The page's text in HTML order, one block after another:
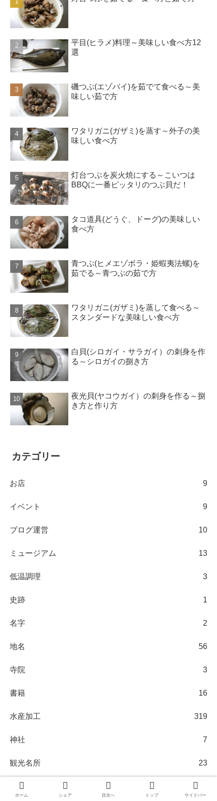
平目(ヒラメ)料理～美味しい食べ方12
選
磯つぶ(エゾバイ)を茹でて食べる～美
味しい茹で方
ワタリガニ(ガザミ)を蒸す～外子の美
味しい食べ方
灯台つぶを炭火焼にする～こいつは
BBQに一番ピッタリのつぶ貝だ！
タコ道具(どうぐ、ドーグ)の美味しい
食べ方
青つぶ(ヒメエゾボラ・姫蝦夷法螺)を
茹でる～青つぶの茹で方
ワタリガニ(ガザミ)を蒸して食べる～
スタンダードな美味しい食べ方
白貝(シロガイ・サラガイ）の刺身を作
る～シロガイの捌き方
夜光貝(ヤコウガイ）の刺身を作る～捌
き方と作り方
カテゴリー
お店 9
イベント 9
ブログ運営 10
ミュージアム 13
低温調理 3
史跡 1
名字 2
地名 56
寺院 3
書籍 16
水産加工 319
神社 7
観光名所 23
ホーム シェア 目次へ トップ サイドバー